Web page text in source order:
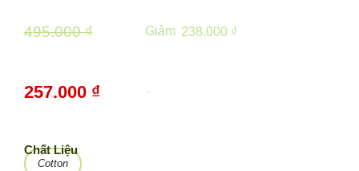
Cotton
Chất Liệu
-
257.000 ₫
495.000 ₫ 238.000 ₫
Giảm